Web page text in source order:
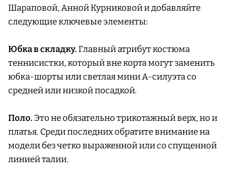
Шараповой, Анной Курниковой и добавляйте
следующие ключевые элементы:
Юбка в складку.Главный атрибут костюма
теннисистки, который вне корта могут заменить
юбка-шорты или светлая мини А-силуэта со
средней или низкой посадкой.
Поло. Это не обязательно трикотажный верх, но и
платья. Среди последних обратите внимание на
модели без четко выраженной или со спущенной
линией талии.